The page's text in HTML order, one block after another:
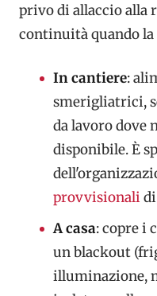
privo di allaccio alla
continuità quando
In cantiere:
smerigliatrici,
da lavoro dove
disponibile. È
provvisionali
A casa: copre i
un blackout
illuminazione,